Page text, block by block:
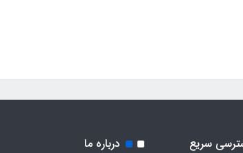
سریع درباره ما